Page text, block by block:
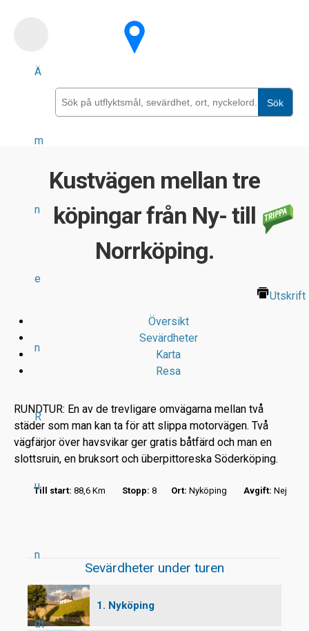
Ä
m
n
e
n
R
u
n
dt
Sök
Kustvägen mellan tre
köpingar från Ny- till
Norrköping.
Utskrift
Översikt
Sevärdheter
Karta
Resa
RUNDTUR: En av de trevligare omvägarna mellan två
städer som man kan ta för att slippa motorvägen. Två
vägfärjor över havsvikar ger gratis båtfärd och man en
slottsruin, en bruksort och überpittoreska Söderköping.
Till start: 88,6 Km Stopp: 8 Ort: Nyköping Avgift: Nej
Sevärdheter under turen
1. Nyköping